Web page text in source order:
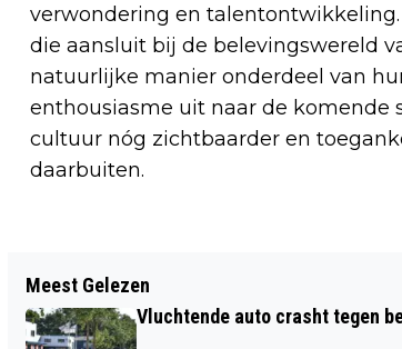
verwondering en
die aansluit bij de belevingswereld
natuurlijke manier onderdeel van
enthousiasme uit naar de komende
cultuur nóg zichtbaarder en
daarbuiten.
PROVINCIE DRENTHE
REGIOCAMPUS MEPPEL MET
Meest Gelezen
Vluchtende auto crasht tegen